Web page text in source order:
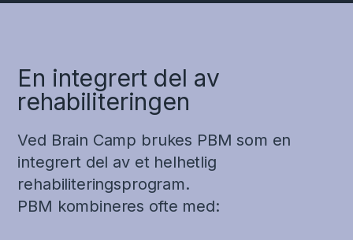
En integrert del av
rehabiliteringen
Ved Brain Camp brukes PBM som en
integrert del av et helhetlig
rehabiliteringsprogram.
PBM kombineres ofte med: